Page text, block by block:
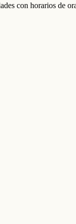
con horarios de